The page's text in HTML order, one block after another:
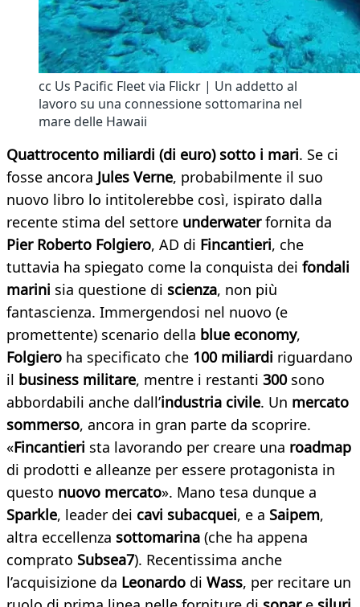
cc Us Pacific Fleet via Flickr | Un addetto al
lavoro su una connessione sottomarina nel
mare delle Hawaii
Quattrocento miliardi (di euro) sotto i mari. Se ci
fosse ancora Jules Verne, probabilmente il suo
nuovo libro lo intitolerebbe così, ispirato dalla
recente stima del settore underwaterfornita da
Pier Roberto Folgiero, AD di Fincantieri, che
tuttavia ha spiegato come la conquista dei fondali
marini sia questione di scienza, non più
fantascienza. Immergendosi nel nuovo (e
promettente) scenario della blue economy,
Folgiero ha specificato che 100 miliardi riguardano
il business militare, mentre i restanti 300sono
abbordabili anche dall’industria civile. Un mercato
sommerso, ancora in gran parte da scoprire.
«Fincantieri sta lavorando per creare una roadmap
di prodotti e alleanze per essere protagonista in
questo nuovo mercato». Mano tesa dunque a
Sparkle, leader dei cavi subacquei, e a Saipem,
altra eccellenza sottomarina (che ha appena
comprato Subsea7). Recentissima anche
l’acquisizione da Leonardo di Wass, per recitare un